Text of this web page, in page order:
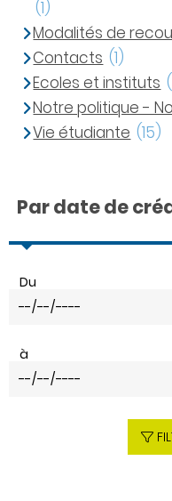
(1)
Modalités de
Contacts (1)
Ecoles et instituts
Notre politique -
Vie étudiante (15)
Par date de
Du
à